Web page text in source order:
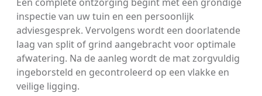
Een complete ontzorging begint met een grondige
inspectie van uw tuin en een persoonlijk
adviesgesprek. Vervolgens wordt een doorlatende
laag van split of grind aangebracht voor optimale
afwatering. Na de aanleg wordt de mat zorgvuldig
ingeborsteld en gecontroleerd op een vlakke en
veilige ligging.